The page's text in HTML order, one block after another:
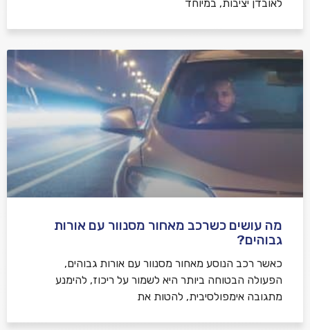
לאובדן יציבות, במיוחד
מה עושים כשרכב מאחור מסנוור עם אורות
גבוהים?
כאשר רכב הנוסע מאחור מסנוור עם אורות גבוהים,
הפעולה הבטוחה ביותר היא לשמור על ריכוז, להימנע
מתגובה אימפולסיבית, להטות את